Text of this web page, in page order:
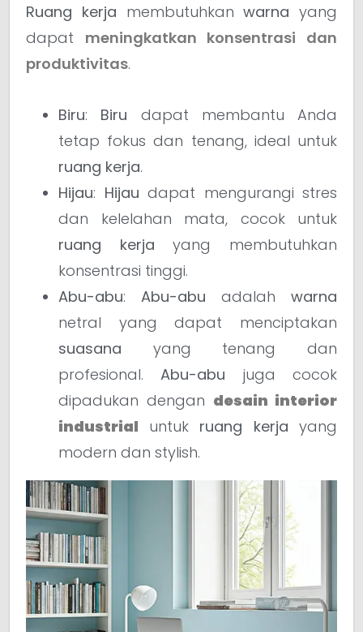
Ruang kerja membutuhkanwarna yang
dapat meningkatkan konsentrasi dan
produktivitas.
Biru: Biru dapat membantu Anda
tetap fokus dan tenang, ideal untuk
ruang kerja.
Hijau: Hijau dapat mengurangi stres
dan kelelahan mata, cocok untuk
ruang kerja yang membutuhkan
konsentrasi tinggi.
Abu-abu: Abu-abu adalah warna
netral yang dapat menciptakan
suasana yang tenang dan
profesional.Abu-abu juga cocok
dipadukan dengan desain interior
industrial untuk ruang kerja yang
modern dan stylish.